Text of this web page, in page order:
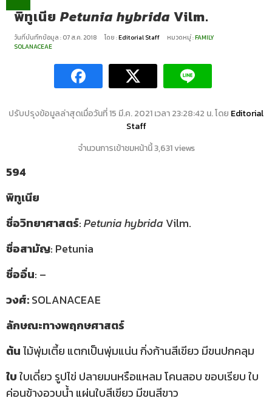
พิทูเนียPetunia hybridaVilm.
วันที่บันทึกข้อมูล : 07 ส.ค. 2018 โดย :Editorial Staff หมวดหมู่ :FAMILY
SOLANACEAE
ปรับปรุงข้อมูลล่าสุดเมื่อวันที่ 15 มี.ค. 2021 เวลา 23:28:42 น. โดย Editorial
Staff
จำนวนการเข้าชมหน้านี้ 3,631 views
594
พิทูเนีย
ชื่อวิทยาศาสตร์:Petunia hybrida Vilm.
ชื่อสามัญ: Petunia
ชื่ออื่น: –
วงศ์:SOLANACEAE
ลักษณะทางพฤกษศาสตร์
ต้นไม้พุ่มเตี้ย แตกเป็นพุ่มแน่น กิ่งก้านสีเขียว มีขนปกคลุม
ใบใบเดี่ยว รูปไข่ ปลายมนหรือแหลม โคนสอบ ขอบเรียบ ใบ
ค่อนข้างอวบน้ำ แผ่นใบสีเขียว มีขนสีขาว